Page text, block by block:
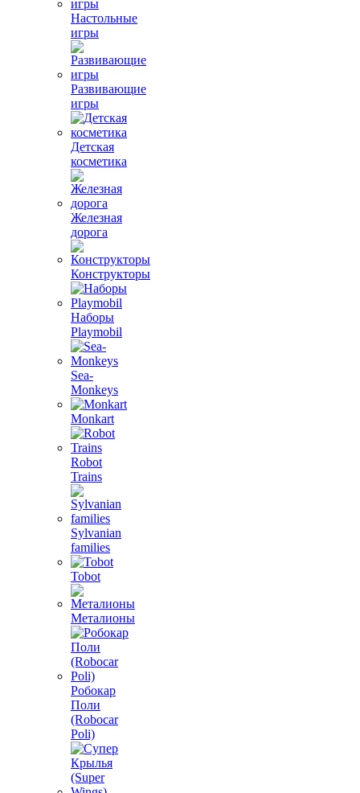
Настольные
игры
Развивающие
игры
Детская
косметика
Железная
дорога
Конструкторы
Наборы
Playmobil
Sea-
Monkeys
Monkart
Robot
Trains
Sylvanian
families
Tobot
Металионы
Робокар
Поли
(Robocar
Poli)